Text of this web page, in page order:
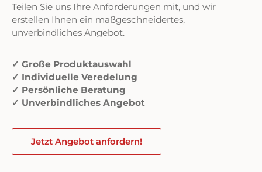
Teilen Sie uns Ihre Anforderungen mit, und wir
erstellen Ihnen ein maßgeschneidertes,
unverbindliches Angebot.
✓ Große Produktauswahl
✓ Individuelle Veredelung
✓ Persönliche Beratung
✓ Unverbindliches Angebot
Jetzt Angebot anfordern!